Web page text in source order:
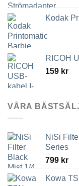
Kodak
RICOH
159 kr
VÅRA
NiSi
Series
799 kr
Kowa